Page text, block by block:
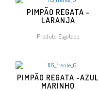
PIMPÃO REGATA -
LARANJA
Produto Esgotado
PIMPÃO REGATA -AZUL
MARINHO